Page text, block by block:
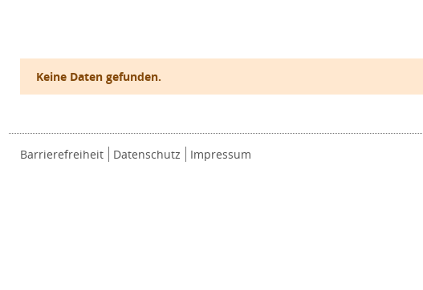
Keine Daten gefunden.
Barrierefreiheit Datenschutz Impressum